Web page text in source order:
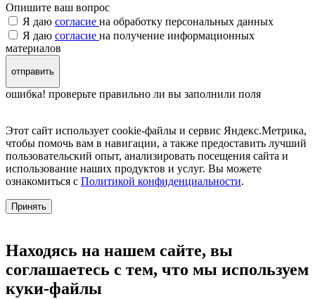
Опишите ваш вопрос
Я даю согласие на обработку персональных данных
Я даю согласие на получение информационных
материалов
отправить
ошибка! проверьте правильно ли вы заполнили поля
Этот сайт использует cookie-файлы и сервис Яндекс.Метрика,
чтобы помочь вам в навигации, а также предоставить лучший
пользовательский опыт, анализировать посещения сайта и
использование наших продуктов и услуг. Вы можете
ознакомиться с Политикой конфиденциальности.
Принять
Находясь на нашем сайте, вы
соглашаетесь с тем, что мы используем
куки-файлы